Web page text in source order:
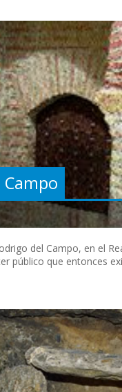
del Campo, en el
público que entonces